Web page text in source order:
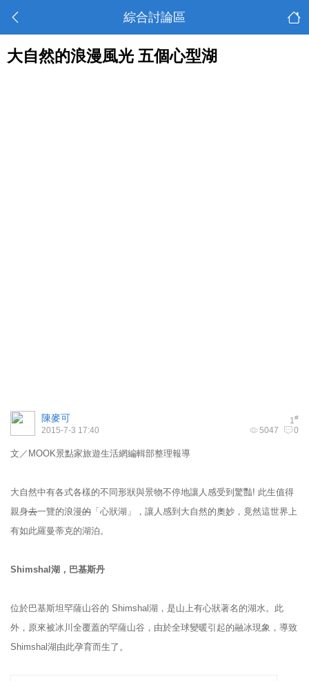
綜合討論區
大自然的浪漫風光 五個心型湖
1#
陳麥可
5047 0
2015-7-3 17:40
文／MOOK景點家旅遊生活網編輯部整理報導
大自然中有各式各樣的不同形狀與景物不停地讓人感受到驚豔! 此生值得
親身去一覽的浪漫的 「心狀湖」，讓人感到大自然的奧妙，竟然這世界上
有如此羅曼蒂克的湖泊。
Shimshal 湖，巴基斯丹
位於巴基斯坦罕薩山谷的 Shimshal湖，是山上有心狀著名的湖水。此
外，原來被冰川全覆蓋的罕薩山谷，由於全球變暖引起的融冰現象，導致
Shimshal湖由此孕育而生了。